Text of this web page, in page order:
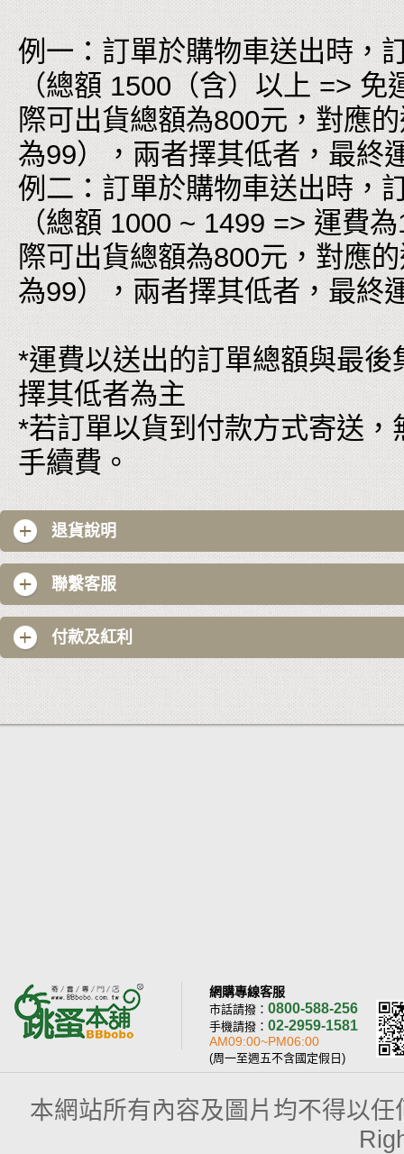
例一：訂單於購物車送出時，
（總額 1500（含）以上 =>
際可出貨總額為800元，對應
為99），兩者擇其低者，最終
例二：訂單於購物車送出時，
（總額 1000 ~ 1499 => 運費
際可出貨總額為800元，對應
為99），兩者擇其低者，最終
*運費以送出的訂單總額與最
擇其低者為主
*若訂單以貨到付款方式寄送
手續費。
退貨說明
聯繫客服
付款及紅利
網購專線客服
市話請撥： 0800-588-256
手機請撥： 02-2959-1581
AM09:00~PM06:00
(周一至週五不含國定假日)
本網站所有內容及圖片均不得以